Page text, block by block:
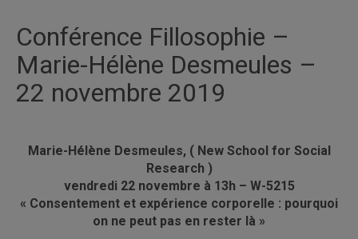
Conférence Fillosophie –
Marie-Hélène Desmeules –
22 novembre 2019
Marie-Hélène Desmeules, ( New School for Social
Research )
vendredi 22 novembre à 13h – W-5215
« Consentement et expérience corporelle : pourquoi
on ne peut pas en rester là »